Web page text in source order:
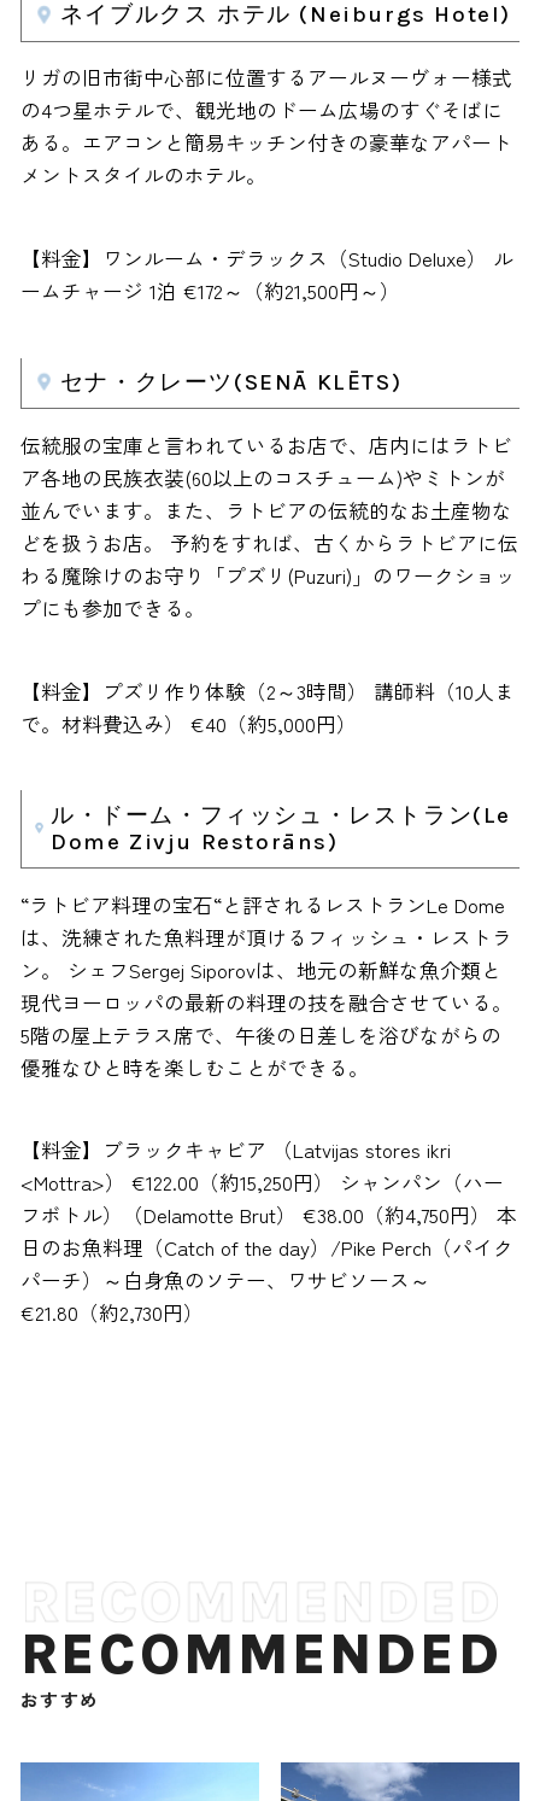
ネイブルクス ホテル (Neiburgs Hotel)
リガの旧市街中心部に位置するアールヌーヴォー様式
の4つ星ホテルで、観光地のドーム広場のすぐそばに
ある。エアコンと簡易キッチン付きの豪華なアパート
メントスタイルのホテル。
【料金】ワンルーム・デラックス（Studio Deluxe） ル
ームチャージ 1泊 €172～（約21,500円～）
セナ・クレーツ(SENĀ KLĒTS)
伝統服の宝庫と言われているお店で、店内にはラトビ
ア各地の民族衣装(60以上のコスチューム)やミトンが
並んでいます。また、ラトビアの伝統的なお土産物な
どを扱うお店。 予約をすれば、古くからラトビアに伝
わる魔除けのお守り「プズリ(Puzuri)」のワークショッ
プにも参加できる。
【料金】プズリ作り体験（2～3時間） 講師料（10人ま
で。材料費込み） €40（約5,000円）
ル・ドーム・フィッシュ・レストラン(Le
Dome Zivju Restorāns)
“ラトビア料理の宝石“と評されるレストランLe Dome
は、洗練された魚料理が頂けるフィッシュ・レストラ
ン。 シェフSergej Siporovは、地元の新鮮な魚介類と
現代ヨーロッパの最新の料理の技を融合させている。
5階の屋上テラス席で、午後の日差しを浴びながらの
優雅なひと時を楽しむことができる。
【料金】ブラックキャビア （Latvijas stores ikri
<Mottra>） €122.00（約15,250円） シャンパン（ハー
フボトル）（Delamotte Brut） €38.00（約4,750円） 本
日のお魚料理（Catch of the day）/Pike Perch（パイク
パーチ）～白身魚のソテー、ワサビソース～
€21.80（約2,730円）
RECOMMENDED
おすすめ